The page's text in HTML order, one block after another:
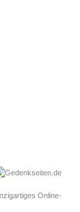
Online-